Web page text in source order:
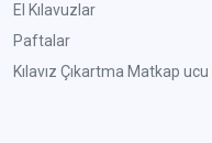
El Kılavuzlar
Paftalar
Kılavız Çıkartma Matkap ucu